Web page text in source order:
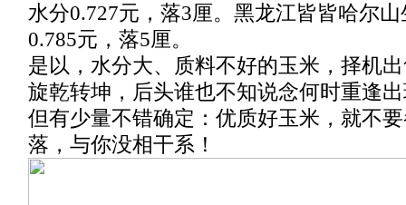
水分0.727元，落3厘。黑龙江皆皆哈尔
0.785元，落5厘。
是以，水分大、质料不好的玉米，择机
旋乾转坤，后头谁也不知说念何时重逢
但有少量不错确定：优质好玉米，就不
落，与你没相干系！